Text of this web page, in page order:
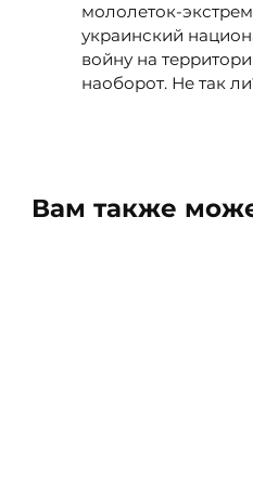
мололеток-
украинский
войну на
наоборот. Не так
Вам также